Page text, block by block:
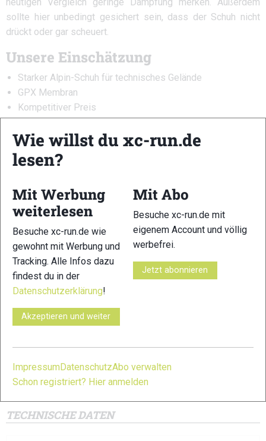
sollte hier unbedingt gesichert sein, dass der Schuh nicht
drückt oder gar scheuert.
Unsere Einschätzung
Starker Alpin-Schuh für technisches Gelände
GPX Membran
Kompetitiver Preis
Ausgesprochen enger und flacher Fußraum, der für böse
Überraschungen sorgen kann.
Weitere Informationen
Zur Klassifizierung
Trailschuh-ABC (Glossar)
TECHNISCHE DATEN
Wie willst du xc-run.de
lesen?
Mit Werbung
weiterlesen
Besuche xc-run.de wie
gewohnt mit Werbung und
Tracking. Alle Infos dazu
findest du in der
Datenschutzerklärung!
Akzeptieren und weiter
Mit Abo
Besuche xc-run.de mit
eigenem Account und völlig
werbefrei.
Jetzt abonnieren
Impressum DatenschutzAbo verwalten
Schon registriert? Hier anmelden